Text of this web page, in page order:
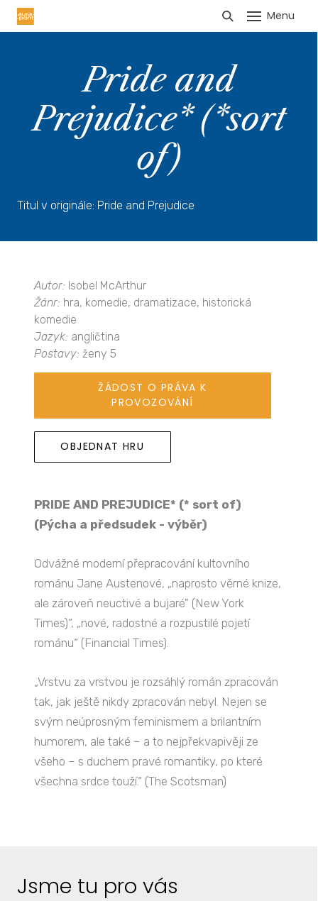
Menu
Pride and
Prejudice* (*sort
of)
Titul v originále: Pride and Prejudice
Autor: Isobel McArthur
Žánr: hra, komedie, dramatizace, historická
komedie
Jazyk: angličtina
Postavy: ženy 5
ŽÁDOST O PRÁVA K
PROVOZOVÁNÍ
OBJEDNAT HRU
PRIDE AND PREJUDICE* (* sort of)
(Pýcha a předsudek - výběr)
Odvážné moderní přepracování kultovního
románu Jane Austenové, „naprosto věrné knize,
ale zároveň neuctivé a bujaré" (New York
Times)“, „nové, radostné a rozpustilé pojetí
románu“ (Financial Times).
„Vrstvu za vrstvou je rozsáhlý román zpracován
tak, jak ještě nikdy zpracován nebyl. Nejen se
svým neúprosným feminismem a brilantním
humorem, ale také – a to nejpřekvapivěji ze
všeho – s duchem pravé romantiky, po které
všechna srdce touží.“ (The Scotsman)
Jsme tu pro vás